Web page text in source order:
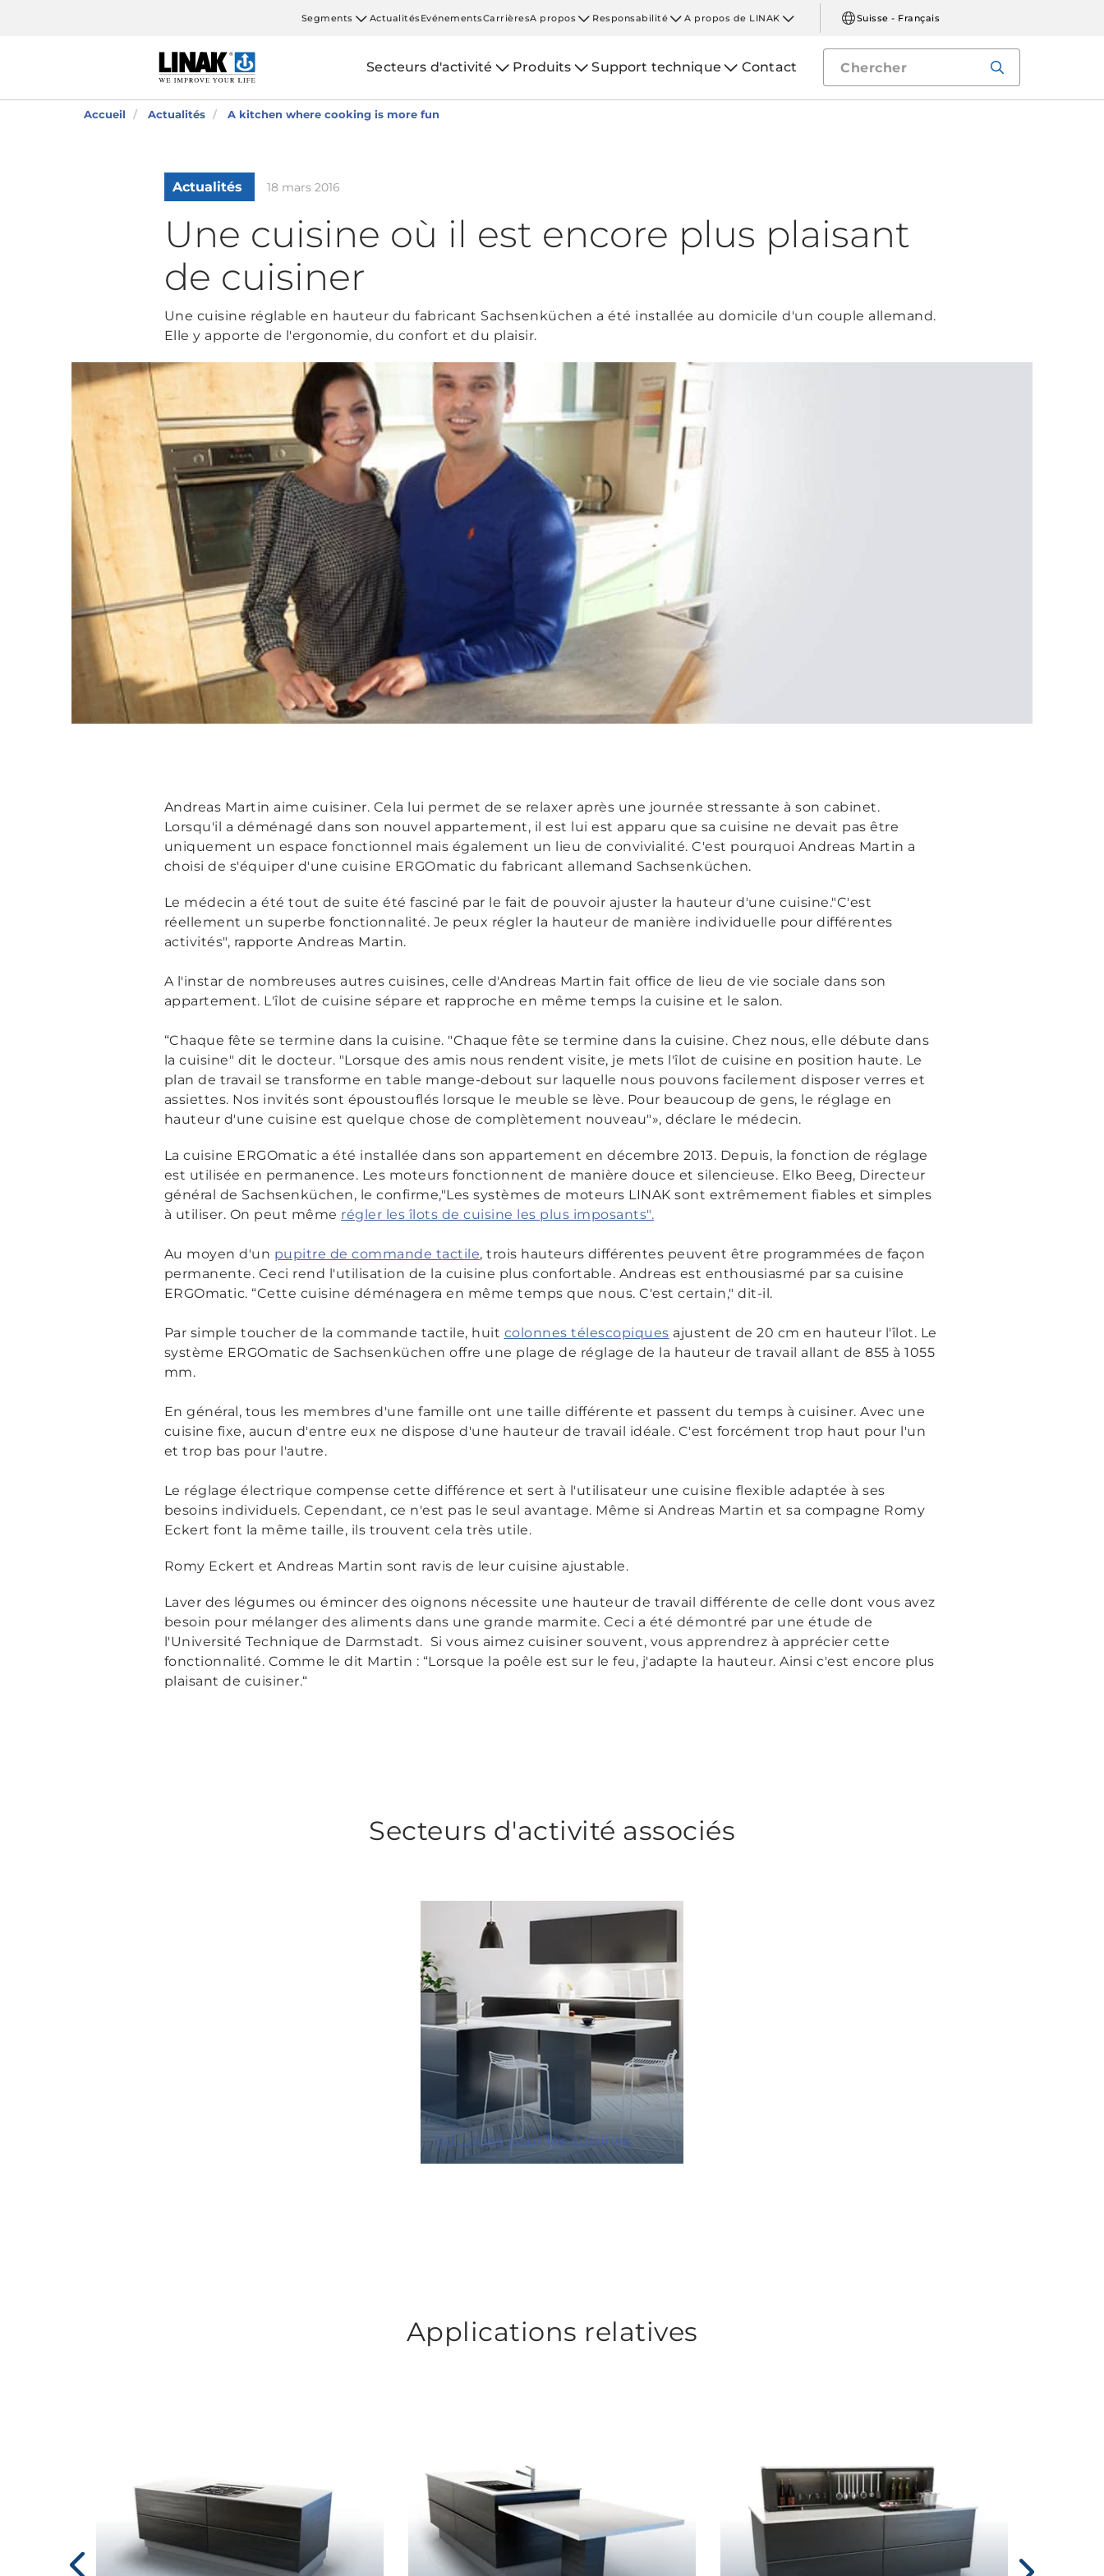
Segments ActualitésEvénementsCarrièresA propos Responsabilité A propos de LINAK Suisse - Français
Secteurs d'activité Produits Support technique Contact
Accueil Actualités A kitchen where cooking is more fun
Actualités 18 mars 2016
Une cuisine où il est encore plus plaisant
de cuisiner
Une cuisine réglable en hauteur du fabricant Sachsenküchen a été installée au domicile d'un couple allemand.
Elle y apporte de l'ergonomie, du confort et du plaisir.
Andreas Martin aime cuisiner. Cela lui permet de se relaxer après une journée stressante à son cabinet.
Lorsqu'il a déménagé dans son nouvel appartement, il est lui est apparu que sa cuisine ne devait pas être
uniquement un espace fonctionnel mais également un lieu de convivialité. C'est pourquoi Andreas Martin a
choisi de s'équiper d'une cuisine ERGOmatic du fabricant allemand Sachsenküchen.
Le médecin a été tout de suite été fasciné par le fait de pouvoir ajuster la hauteur d'une cuisine."C'est
réellement un superbe fonctionnalité. Je peux régler la hauteur de manière individuelle pour différentes
activités", rapporte Andreas Martin.
A l'instar de nombreuses autres cuisines, celle d'Andreas Martin fait office de lieu de vie sociale dans son
appartement. L'îlot de cuisine sépare et rapproche en même temps la cuisine et le salon.
“Chaque fête se termine dans la cuisine. "Chaque fête se termine dans la cuisine. Chez nous, elle débute dans
la cuisine" dit le docteur. "Lorsque des amis nous rendent visite, je mets l'îlot de cuisine en position haute. Le
plan de travail se transforme en table mange-debout sur laquelle nous pouvons facilement disposer verres et
assiettes. Nos invités sont époustouflés lorsque le meuble se lève. Pour beaucoup de gens, le réglage en
hauteur d'une cuisine est quelque chose de complètement nouveau"», déclare le médecin.
La cuisine ERGOmatic a été installée dans son appartement en décembre 2013. Depuis, la fonction de réglage
est utilisée en permanence. Les moteurs fonctionnent de manière douce et silencieuse. Elko Beeg, Directeur
général de Sachsenküchen, le confirme,"Les systèmes de moteurs LINAK sont extrêmement fiables et simples
à utiliser. On peut même régler les îlots de cuisine les plus imposants".
Au moyen d'un pupitre de commande tactile, trois hauteurs différentes peuvent être programmées de façon
permanente. Ceci rend l'utilisation de la cuisine plus confortable. Andreas est enthousiasmé par sa cuisine
ERGOmatic. “Cette cuisine déménagera en même temps que nous. C'est certain," dit-il.
Par simple toucher de la commande tactile, huit colonnes télescopiques ajustent de 20 cm en hauteur l'îlot. Le
système ERGOmatic de Sachsenküchen offre une plage de réglage de la hauteur de travail allant de 855 à 1055
mm.
En général, tous les membres d'une famille ont une taille différente et passent du temps à cuisiner. Avec une
cuisine fixe, aucun d'entre eux ne dispose d'une hauteur de travail idéale. C'est forcément trop haut pour l'un
et trop bas pour l'autre.
Le réglage électrique compense cette différence et sert à l'utilisateur une cuisine flexible adaptée à ses
besoins individuels. Cependant, ce n'est pas le seul avantage. Même si Andreas Martin et sa compagne Romy
Eckert font la même taille, ils trouvent cela très utile.
Romy Eckert et Andreas Martin sont ravis de leur cuisine ajustable.
Laver des légumes ou émincer des oignons nécessite une hauteur de travail différente de celle dont vous avez
besoin pour mélanger des aliments dans une grande marmite. Ceci a été démontré par une étude de
l'Université Technique de Darmstadt. Si vous aimez cuisiner souvent, vous apprendrez à apprécier cette
fonctionnalité. Comme le dit Martin : “Lorsque la poêle est sur le feu, j'adapte la hauteur. Ainsi c'est encore plus
plaisant de cuisiner.“
Secteurs d'activité associés
Solutions pour les cuisines
Applications relatives